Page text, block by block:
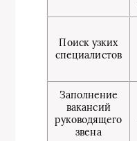
Поиск узких
специалистов
Заполнение
вакансий
руководящего
звена